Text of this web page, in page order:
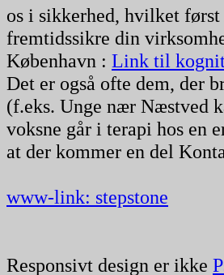
os i sikkerhed, hvilket først
fremtidssikre din
København : Link til
Det er også ofte dem, der
(f.eks. Unge nær Næstved
voksne går i terapi hos en
at der kommer en del
www-link: stepstone
Responsivt design er ikke